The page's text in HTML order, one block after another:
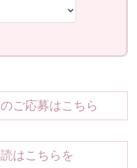
ご応募はこちら
はこちらを